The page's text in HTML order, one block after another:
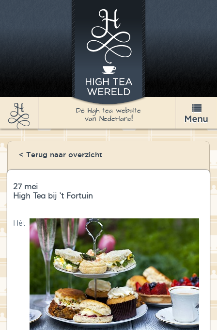
High Tea
Recepten
Thee
Blog
Over High Tea Wereld
Dé high tea website
van Nederland!
< Terug naar overzicht
27 mei
High Tea bij 't Fortuin
Hét